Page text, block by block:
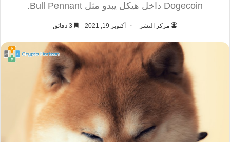
Dogecoin داخل هيكل يبدو مثل Bull Pennant.
مركز النشر أكتوبر 19, 2021